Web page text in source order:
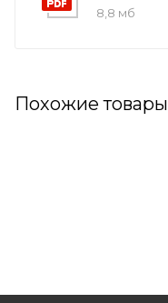
8,8 мб
Похожие товары